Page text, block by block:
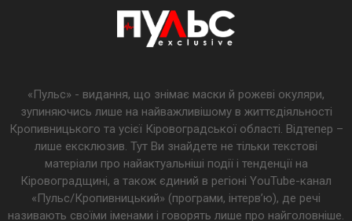
«Пульс» - видання, що знімає маски й рожеві окуляри,
зупиняючись лише на найважливішому в життєдіяльності
Кропивницького та усієї Кіровоградської області. Відтепер –
лише ексклюзив. Тут Ви знайдете не тільки текстові
матеріали про найактуальніші події і тенденції на
Кіровоградщині, а також єдиний в регіоні YouTube-канал
«Пульс/Кропивницький» (програми, інтерв’ю), де речі
називають своїми іменами і говорять лише про найголовніше.